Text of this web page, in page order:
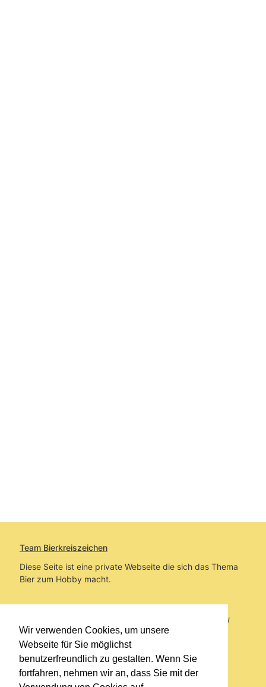
Wir verwenden Cookies, um unsere
Webseite für Sie möglichst
benutzerfreundlich zu gestalten. Wenn Sie
fortfahren, nehmen wir an, dass Sie mit der
Team Bierkreiszeichen
Diese Seite ist eine private Webseite die sich das Thema
Bier zum Hobby macht.
Sie befinden sich auf https://www.bierkreiszeichen.at/
im Pfad:Bierkreiszeichen/Gesammelte Biere
Erstellt: 2026-08-06